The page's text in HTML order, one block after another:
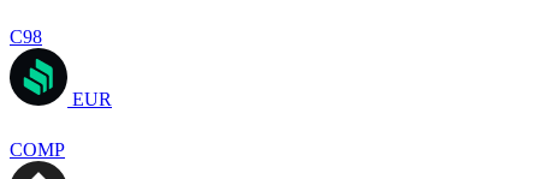
C98
EUR
COMP